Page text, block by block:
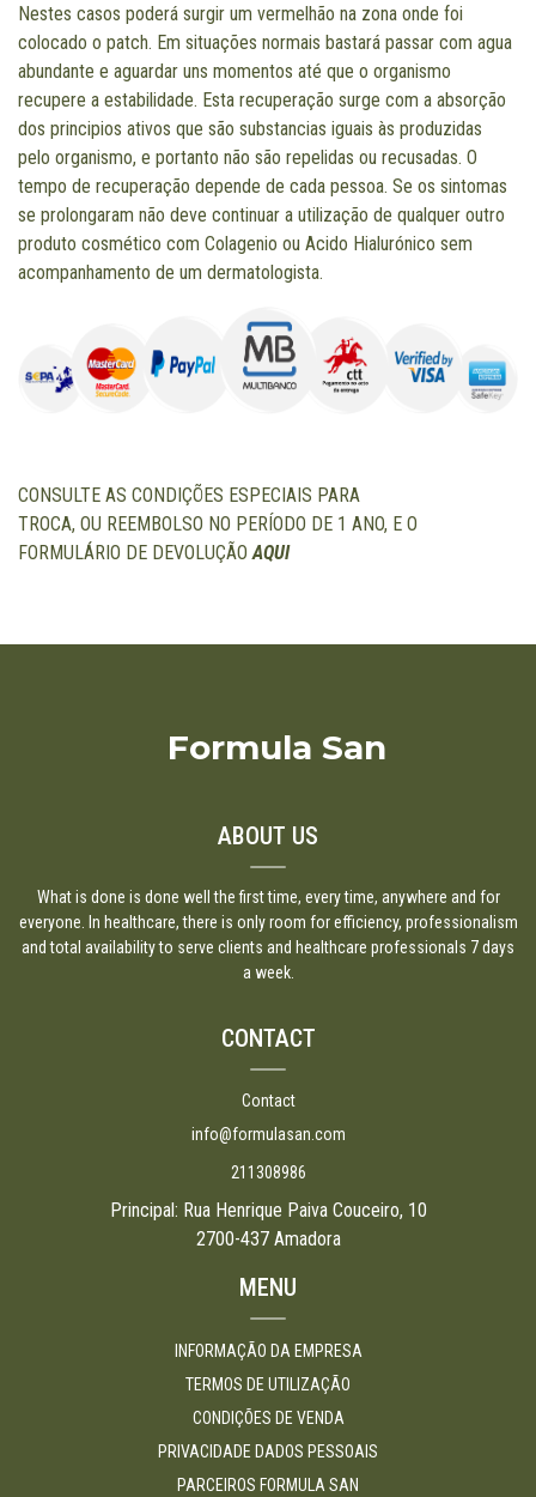
Nestes casos poderá surgir um vermelhão na zona onde foi
colocado o patch. Em situações normais bastará passar com agua
abundante e aguardar uns momentos até que o organismo
recupere a estabilidade. Esta recuperação surge com a absorção
dos principios ativos que são substancias iguais às produzidas
pelo organismo, e portanto não são repelidas ou recusadas. O
tempo de recuperação depende de cada pessoa. Se os sintomas
se prolongaram não deve continuar a utilização de qualquer outro
produto cosmético com Colagenio ou Acido Hialurónico sem
acompanhamento de um dermatologista.
CONSULTE AS CONDIÇÕES ESPECIAIS PARA
TROCA, OU REEMBOLSO NO PERÍODO DE 1 ANO, E O
FORMULÁRIO DE DEVOLUÇÃOAQUI
Formula San
ABOUT US
What is done is done well the first time, every time, anywhere and for
everyone. In healthcare, there is only room for efficiency, professionalism
and total availability to serve clients and healthcare professionals 7 days
a week.
CONTACT
Contact
info@formulasan.com
211308986
Principal: Rua Henrique Paiva Couceiro, 10
2700-437 Amadora
MENU
INFORMAÇÃO DA EMPRESA
TERMOS DE UTILIZAÇÃO
CONDIÇÕES DE VENDA
PRIVACIDADE DADOS PESSOAIS
PARCEIROS FORMULA SAN